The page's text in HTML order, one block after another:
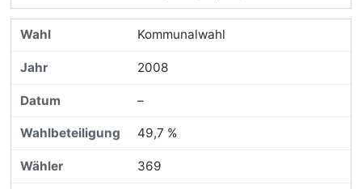
Kommunalwahl
2008
–
49,7 %
369